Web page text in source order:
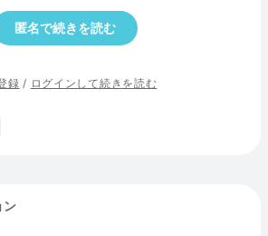
匿名で続きを読む
録 / ログインして続きを読む
ン